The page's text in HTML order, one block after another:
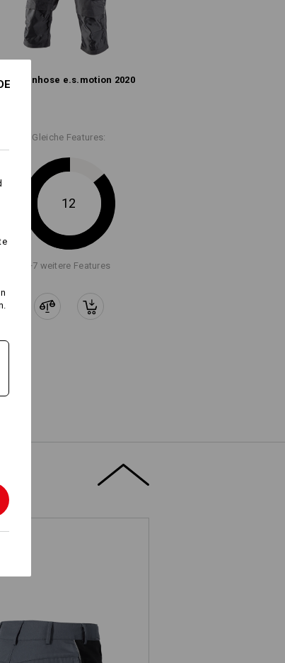
Piratenhose e.s.​motion 2020
Gleiche Features:
12
+7 weitere Features